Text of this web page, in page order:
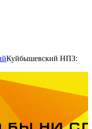
Куйбышевский НПЗ: